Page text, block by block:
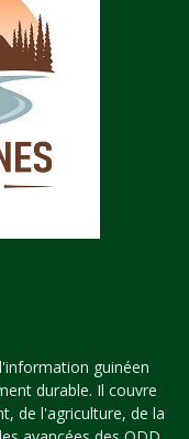
guinéen
durable. Il couvre
de l'agriculture, de la